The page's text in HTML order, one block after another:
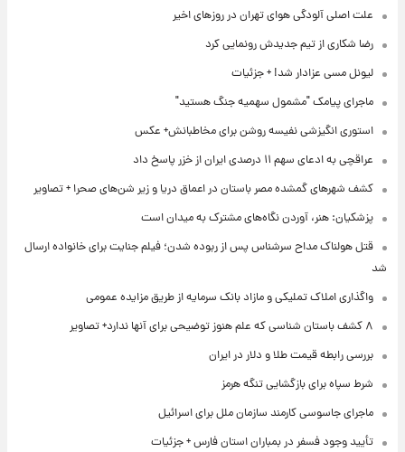
علت اصلی آلودگی هوای تهران در روزهای اخیر
رضا شکاری از تیم جدیدش رونمایی کرد
لیونل مسی عزادار شد! + جزئیات
ماجرای پیامک "مشمول سهمیه جنگ هستید"
استوری انگیزشی نفیسه روشن برای مخاطبانش+ عکس
عراقچی به ادعای سهم ۱۱ درصدی ایران از خزر پاسخ داد
کشف شهرهای گمشده مصر باستان در اعماق دریا و زیر شن‌های صحرا + تصاویر
پزشکیان: هنر، آوردن نگاه‌های مشترک به میدان است
قتل هولناک مداح سرشناس پس از ربوده شدن؛ فیلم جنایت برای خانواده ارسال
شد
واگذاری املاک تملیکی و مازاد بانک سرمایه از طریق مزایده عمومی
۸ کشف باستان شناسی که علم هنوز توضیحی برای آنها ندارد+ تصاویر
بررسی رابطه قیمت طلا و دلار در ایران
شرط سپاه برای بازگشایی تنگه هرمز
ماجرای جاسوسی کارمند سازمان ملل برای اسرائیل
تأیید وجود فسفر در بمباران استان فارس + جزئیات